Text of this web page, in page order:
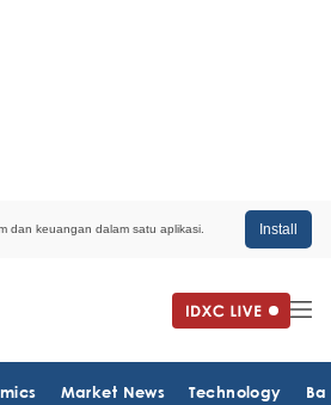
dan keuangan dalam satu aplikasi. Install
Market News Technology